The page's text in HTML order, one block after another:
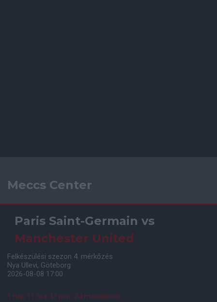
Meccs Center
Paris Saint-Germain vs
Manchester United
Felkészülési szezon 4. mérkőzés
Nya Ullevi, Göteborg
2026-08-08 17:00
1 nap 11 óra 47 perc 24 másodperc